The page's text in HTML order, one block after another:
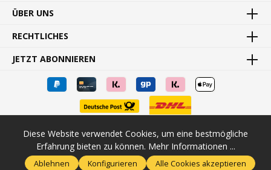
ÜBER UNS
RECHTLICHES
JETZT ABONNIEREN
* Alle Preise inkl. gesetzl. Mehrwertsteuer zzgl.Versandkosten
ggf. Nachnahmegebühren, wenn nicht anders angegeben.
Diese Website verwendet Cookies, um eine bestmögliche
Erfahrung bieten zu können. Mehr Informationen ...
Ablehnen Konfigurieren Alle Cookies akzeptieren